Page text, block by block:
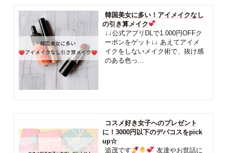
韓国美女に多い！アイメイクなし
の引き算メイク
↓↓公式アプリDLで1.000円OFFク
ーポンをゲット↓↓ あえてアイメ
イクをしないメイク術で、抜け感
のある色っ...
コスメ好き女子へのプレゼント
に！3000円以下のデパコスをpick
up☆
追茂です
友達やお世話に